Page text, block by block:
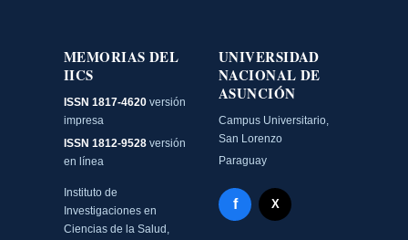
MEMORIAS DEL
IICS
ISSN 1817-4620 versión
impresa
ISSN 1812-9528 versión
en línea
Instituto de
Investigaciones en
Ciencias de la Salud,
UNIVERSIDAD
NACIONAL DE
ASUNCIÓN
Campus Universitario,
San Lorenzo
Paraguay
Facebook - Memorias del
f X Twitter - MIICS UNA
X